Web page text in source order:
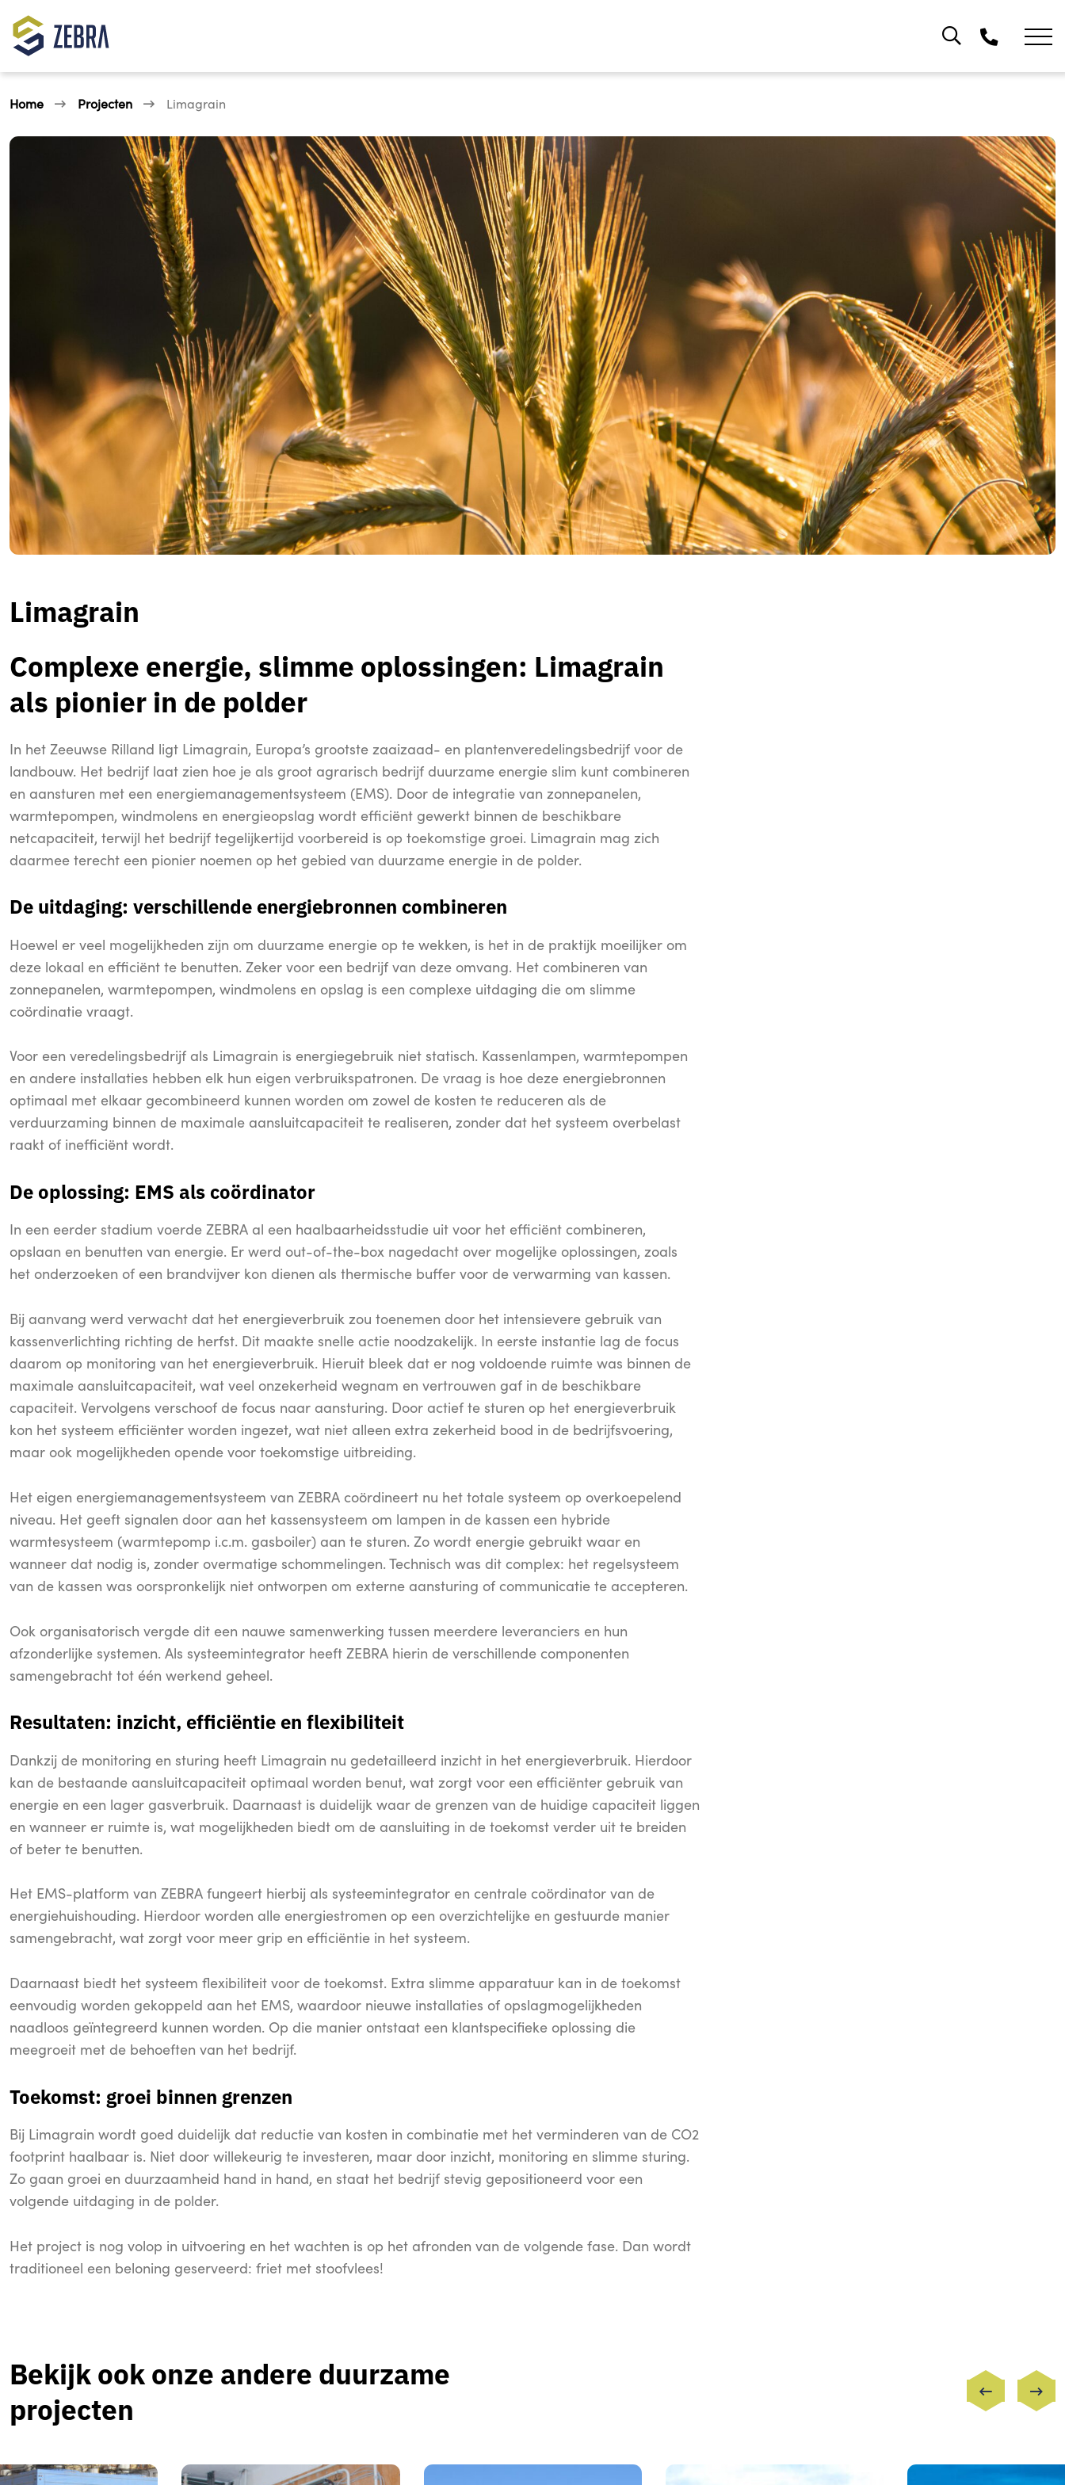
Home Projecten Limagrain
Limagrain
Complexe energie, slimme oplossingen: Limagrain
als pionier in de polder
In het Zeeuwse Rilland ligt Limagrain, Europa’s grootste zaaizaad- en plantenveredelingsbedrijf voor de
landbouw. Het bedrijf laat zien hoe je als groot agrarisch bedrijf duurzame energie slim kunt combineren
en aansturen met een energiemanagementsysteem (EMS). Door de integratie van zonnepanelen,
warmtepompen, windmolens en energieopslag wordt efficiënt gewerkt binnen de beschikbare
netcapaciteit, terwijl het bedrijf tegelijkertijd voorbereid is op toekomstige groei. Limagrain mag zich
daarmee terecht een pionier noemen op het gebied van duurzame energie in de polder.
De uitdaging: verschillende energiebronnen combineren
Hoewel er veel mogelijkheden zijn om duurzame energie op te wekken, is het in de praktijk moeilijker om
deze lokaal en efficiënt te benutten. Zeker voor een bedrijf van deze omvang. Het combineren van
zonnepanelen, warmtepompen, windmolens en opslag is een complexe uitdaging die om slimme
coördinatie vraagt.
Voor een veredelingsbedrijf als Limagrain is energiegebruik niet statisch. Kassenlampen, warmtepompen
en andere installaties hebben elk hun eigen verbruikspatronen. De vraag is hoe deze energiebronnen
optimaal met elkaar gecombineerd kunnen worden om zowel de kosten te reduceren als de
verduurzaming binnen de maximale aansluitcapaciteit te realiseren, zonder dat het systeem overbelast
raakt of inefficiënt wordt.
De oplossing: EMS als coördinator
In een eerder stadium voerde ZEBRA al een haalbaarheidsstudie uit voor het efficiënt combineren,
opslaan en benutten van energie. Er werd out-of-the-box nagedacht over mogelijke oplossingen, zoals
het onderzoeken of een brandvijver kon dienen als thermische buffer voor de verwarming van kassen.
Bij aanvang werd verwacht dat het energieverbruik zou toenemen door het intensievere gebruik van
kassenverlichting richting de herfst. Dit maakte snelle actie noodzakelijk. In eerste instantie lag de focus
daarom op monitoring van het energieverbruik. Hieruit bleek dat er nog voldoende ruimte was binnen de
maximale aansluitcapaciteit, wat veel onzekerheid wegnam en vertrouwen gaf in de beschikbare
capaciteit. Vervolgens verschoof de focus naar aansturing. Door actief te sturen op het energieverbruik
kon het systeem efficiënter worden ingezet, wat niet alleen extra zekerheid bood in de bedrijfsvoering,
maar ook mogelijkheden opende voor toekomstige uitbreiding.
Het eigen energiemanagementsysteem van ZEBRA coördineert nu het totale systeem op overkoepelend
niveau. Het geeft signalen door aan het kassensysteem om lampen in de kassen een hybride
warmtesysteem (warmtepomp i.c.m. gasboiler) aan te sturen. Zo wordt energie gebruikt waar en
wanneer dat nodig is, zonder overmatige schommelingen. Technisch was dit complex: het regelsysteem
van de kassen was oorspronkelijk niet ontworpen om externe aansturing of communicatie te accepteren.
Ook organisatorisch vergde dit een nauwe samenwerking tussen meerdere leveranciers en hun
afzonderlijke systemen. Als systeemintegrator heeft ZEBRA hierin de verschillende componenten
samengebracht tot één werkend geheel.
Resultaten: inzicht, efficiëntie en flexibiliteit
Dankzij de monitoring en sturing heeft Limagrain nu gedetailleerd inzicht in het energieverbruik. Hierdoor
kan de bestaande aansluitcapaciteit optimaal worden benut, wat zorgt voor een efficiënter gebruik van
energie en een lager gasverbruik. Daarnaast is duidelijk waar de grenzen van de huidige capaciteit liggen
en wanneer er ruimte is, wat mogelijkheden biedt om de aansluiting in de toekomst verder uit te breiden
of beter te benutten.
Het EMS-platform van ZEBRA fungeert hierbij als systeemintegrator en centrale coördinator van de
energiehuishouding. Hierdoor worden alle energiestromen op een overzichtelijke en gestuurde manier
samengebracht, wat zorgt voor meer grip en efficiëntie in het systeem.
Daarnaast biedt het systeem flexibiliteit voor de toekomst. Extra slimme apparatuur kan in de toekomst
eenvoudig worden gekoppeld aan het EMS, waardoor nieuwe installaties of opslagmogelijkheden
naadloos geïntegreerd kunnen worden. Op die manier ontstaat een klantspecifieke oplossing die
meegroeit met de behoeften van het bedrijf.
Toekomst: groei binnen grenzen
Bij Limagrain wordt goed duidelijk dat reductie van kosten in combinatie met het verminderen van de CO2
footprint haalbaar is. Niet door willekeurig te investeren, maar door inzicht, monitoring en slimme sturing.
Zo gaan groei en duurzaamheid hand in hand, en staat het bedrijf stevig gepositioneerd voor een
volgende uitdaging in de polder.
Het project is nog volop in uitvoering en het wachten is op het afronden van de volgende fase. Dan wordt
traditioneel een beloning geserveerd: friet met stoofvlees!
Bekijk ook onze andere duurzame
projecten